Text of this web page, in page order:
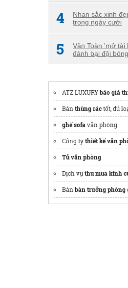
4
Nhan sắc xinh
trong ngày cưới
5
Văn Toàn 'mở tài
đánh bại đội
ATZ LUXURYbáo giá
Bánthùng ráctốt, đủ
ghế sofavăn phòng
Công tythiết kế văn
Tủ văn phòng
Dịch vụthu mua kính
Bánbàn trưởng phòng